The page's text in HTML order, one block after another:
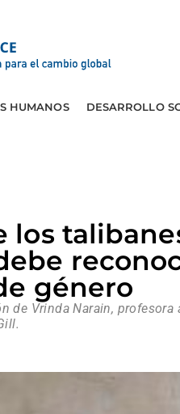
HUMANOS DESARROLLO
los
género
de Vrinda Narain,